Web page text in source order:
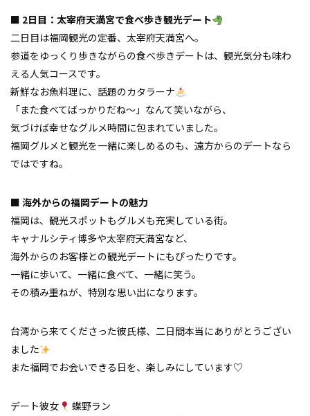
■ 2日目：太宰府天満宮で食べ歩き観光デート
二日目は福岡観光の定番、太宰府天満宮へ。
参道をゆっくり歩きながらの食べ歩きデートは、観光気分も味わ
える人気コースです。
新鮮なお魚料理に、話題のカタラーナ
「また食べてばっかりだね〜」なんて笑いながら、
気づけば幸せなグルメ時間に包まれていました。
福岡グルメと観光を一緒に楽しめるのも、遠方からのデートなら
ではですね。
■ 海外からの福岡デートの魅力
福岡は、観光スポットもグルメも充実している街。
キャナルシティ博多や太宰府天満宮など、
海外からのお客様との観光デートにもぴったりです。
一緒に歩いて、一緒に食べて、一緒に笑う。
その積み重ねが、特別な思い出になります。
台湾から来てくださった彼氏様、二日間本当にありがとうござい
ました
また福岡でお会いできる日を、楽しみにしています♡
デート彼女
蝶野ラン